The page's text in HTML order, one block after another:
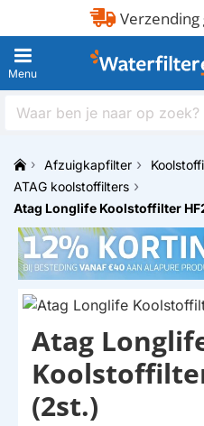
Verzending
Waar
naar
op
zoek?
h
m
e
Afzuigkapfilter
ATAG koolstoffilters
Atag Longlife Koolstoffilter
Atag
(2st.)